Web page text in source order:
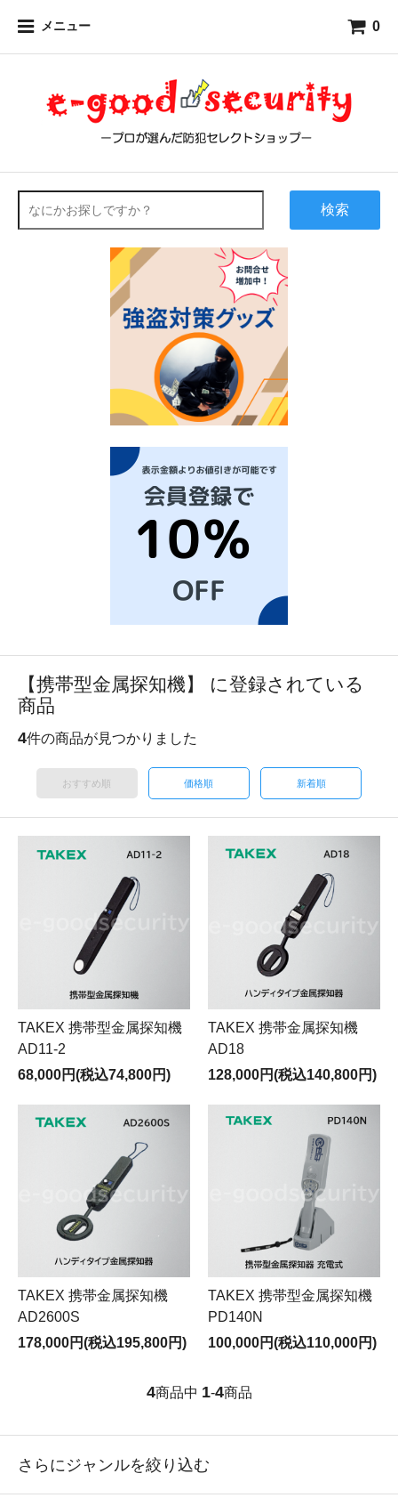
メニュー 0
検索
【携帯型金属探知機】 に登録されている
商品
4件の商品が見つかりました
おすすめ順 価格順 新着順
TAKEX 携帯型金属探知機
AD11-2
68,000円(税込74,800円)
TAKEX 携帯金属探知機
AD18
128,000円(税込140,800円)
TAKEX 携帯金属探知機
AD2600S
178,000円(税込195,800円)
TAKEX 携帯型金属探知機
PD140N
100,000円(税込110,000円)
4商品中 1-4商品
さらにジャンルを絞り込む